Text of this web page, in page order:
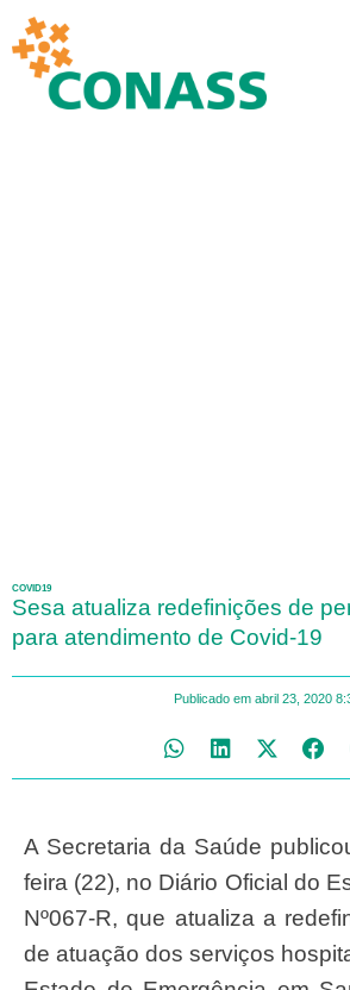
COVID19
Sesa atualiza redefinições de
para atendimento de Covid-19
Publicado em abril 23, 2020
A Secretaria da Saúde publicou, nesta quarta-
feira (22), no Diário Oficial do
Nº067-R, que atualiza a
de atuação dos serviços